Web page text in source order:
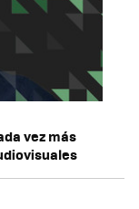
vez más